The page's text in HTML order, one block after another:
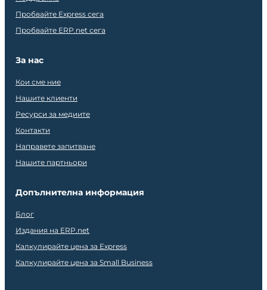
Пробвайте Express сега
Пробвайте ERP.net сега
За нас
Кои сме ние
Нашите клиенти
Ресурси за медиите
Контакти
Направете запитване
Нашите партньори
Допълнителна информация
Блог
Издания на ERP.net
Калкулирайте цена за Express
Калкулирайте цена за Small Business